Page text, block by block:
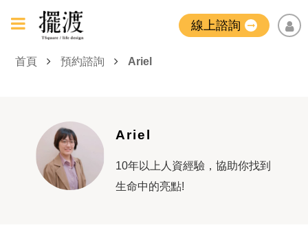
線上諮詢
首頁 預約諮詢 Ariel
Ariel
10年以上人資經驗，協助你找到
生命中的亮點!